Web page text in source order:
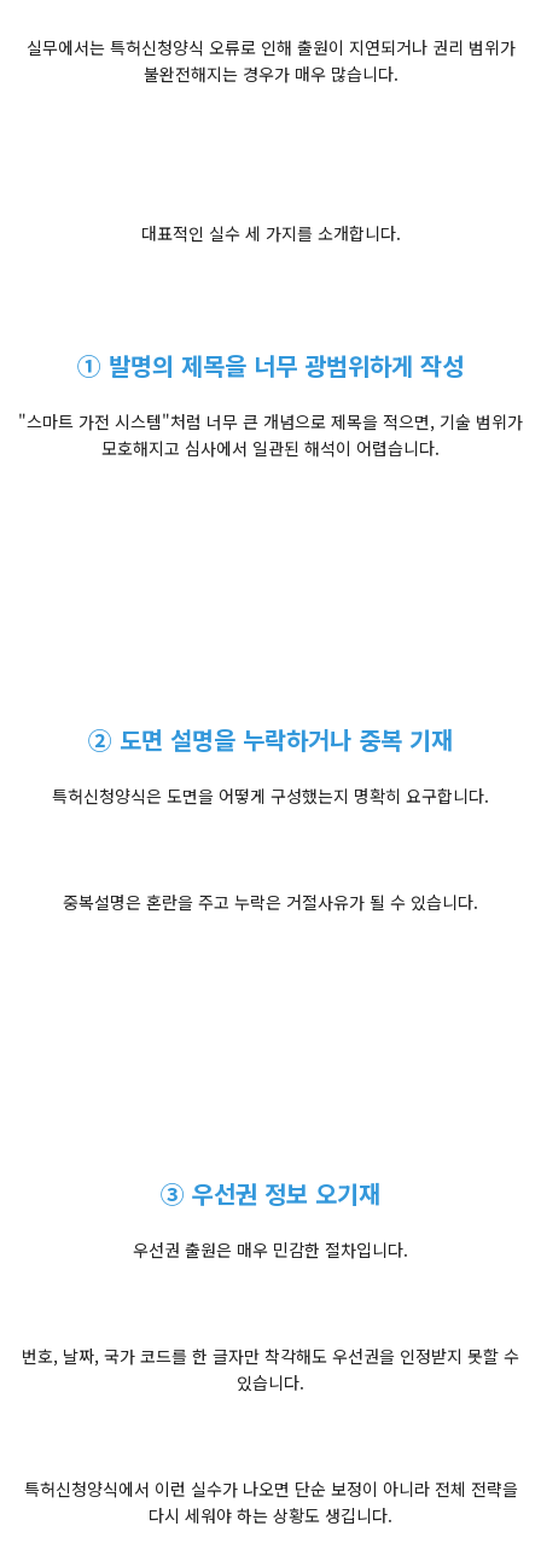
실무에서는 특허신청양식 오류로 인해 출원이 지연되거나 권리 범위가
불완전해지는 경우가 매우 많습니다.
대표적인 실수 세 가지를 소개합니다.
① 발명의 제목을 너무 광범위하게 작성
"스마트 가전 시스템"처럼 너무 큰 개념으로 제목을 적으면, 기술 범위가
모호해지고 심사에서 일관된 해석이 어렵습니다.
② 도면 설명을 누락하거나 중복 기재
특허신청양식은 도면을 어떻게 구성했는지 명확히 요구합니다.
중복설명은 혼란을 주고 누락은 거절사유가 될 수 있습니다.
③ 우선권 정보 오기재
우선권 출원은 매우 민감한 절차입니다.
번호, 날짜, 국가 코드를 한 글자만 착각해도 우선권을 인정받지 못할 수
있습니다.
특허신청양식에서 이런 실수가 나오면 단순 보정이 아니라 전체 전략을
다시 세워야 하는 상황도 생깁니다.